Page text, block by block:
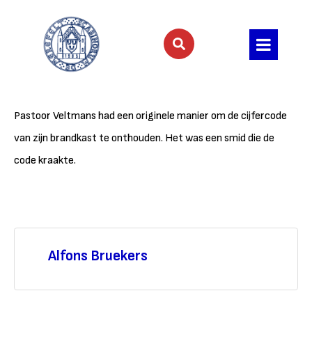
Pastoor Veltmans had een originele manier om de cijfercode
van zijn brandkast te onthouden. Het was een smid die de
code kraakte.
Alfons Bruekers